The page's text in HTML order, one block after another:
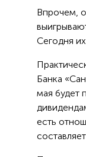
Впрочем,
Сегодня
Банка
мая будет
есть